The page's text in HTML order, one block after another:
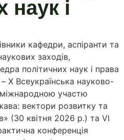
наук і
кафедри, аспіранти та
заходів,
політичних наук і права
X Всеукраїнська науково-
участю
вектори розвитку та
(30 квітня 2026 р.) та VI
конференція